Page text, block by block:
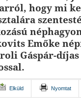
hogy mi
Emőke
Gáspár-
Elküld Nyomtat